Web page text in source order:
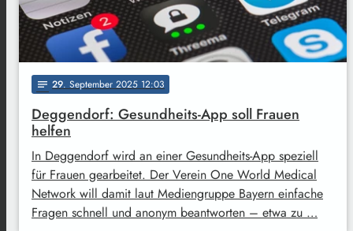
notes 29. September 2025 12:03
Deggendorf: Gesundheits-App soll Frauen
helfen
In Deggendorf wird an einer Gesundheits-App speziell
für Frauen gearbeitet. Der Verein One World Medical
Network will damit laut Mediengruppe Bayern einfache
Fragen schnell und anonym beantworten – etwa zu …